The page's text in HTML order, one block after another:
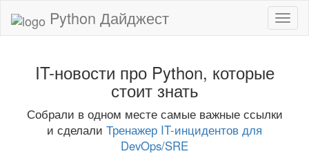
Python Дайджест
IT-новости про Python, которые
стоит знать
Собрали в одном месте самые важные ссылки
и сделали Тренажер IT-инцидентов для
DevOps/SRE